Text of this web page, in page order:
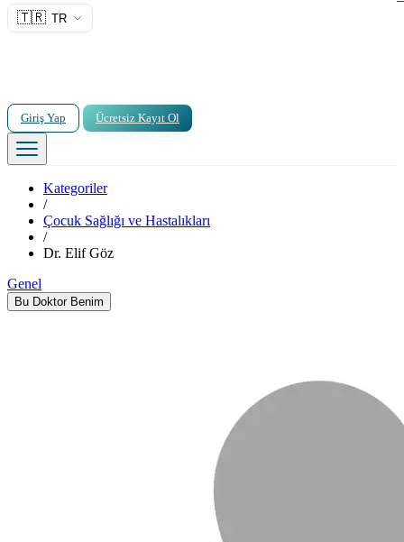
🇹🇷 TR
Giriş Yap Ücretsiz Kayıt Ol
Kategoriler
/
Çocuk Sağlığı ve Hastalıkları
/
Dr. Elif Göz
Genel
Bu Doktor Benim